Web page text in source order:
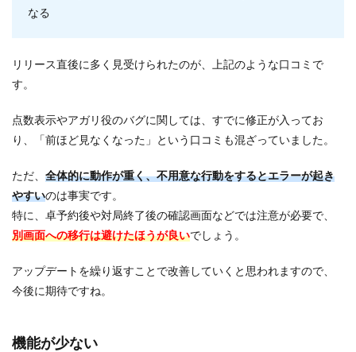
なる
リリース直後に多く見受けられたのが、上記のような口コミで
す。
点数表示やアガリ役のバグに関しては、すでに修正が入ってお
り、「前ほど見なくなった」という口コミも混ざっていました。
ただ、 全体的に動作が重く、不用意な行動をするとエラーが起き
やすいのは事実です。
特に、卓予約後や対局終了後の確認画面などでは注意が必要で、
別画面への移行は避けたほうが良いでしょう。
アップデートを繰り返すことで改善していくと思われますので、
今後に期待ですね。
機能が少ない